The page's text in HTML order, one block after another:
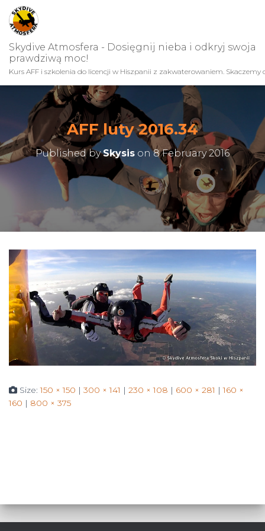
Skydive Atmosfera - Dosięgnij nieba i odkryj swoja
prawdziwą moc!
Kurs AFF i szkolenia do licencji w Hiszpanii z zakwaterowaniem. Skaczemy
AFF luty 2016.34
Published bySkysis on8 February 2016
Size:150 × 150 | 300 × 141 | 230 × 108 | 600 × 281 | 160 ×
160 | 800 × 375